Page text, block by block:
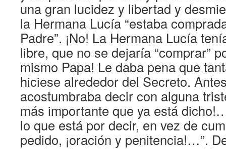
una gran lucidez y libertad y
la Hermana Lucía “estaba
Padre”. ¡No! La Hermana Lucía
libre, que no se dejaría “comprar”
mismo Papa! Le daba pena que
hiciese alrededor del Secreto.
acostumbraba decir con alguna
más importante que ya está
lo que está por decir, en vez de
pedido, ¡oración y penitencia!…”.